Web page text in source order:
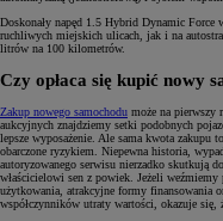
Doskonały napęd 1.5 Hybrid Dynamic Force
ruchliwych miejskich ulicach, jak i na
litrów na 100 kilometrów.
Czy opłaca się kupić nowy
Zakup nowego samochodu może na pierwszy
aukcyjnych znajdziemy setki podobnych
lepsze wyposażenie. Ale sama kwota zakupu
obarczone ryzykiem. Niepewna historia,
autoryzowanego serwisu nierzadko skutkują
właścicielowi sen z powiek. Jeżeli
użytkowania, atrakcyjne formy finansowania
współczynników utraty wartości, okazuje się,